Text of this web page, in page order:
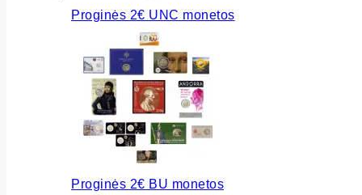
Proginės 2€ UNC monetos
Proginės 2€ BU monetos